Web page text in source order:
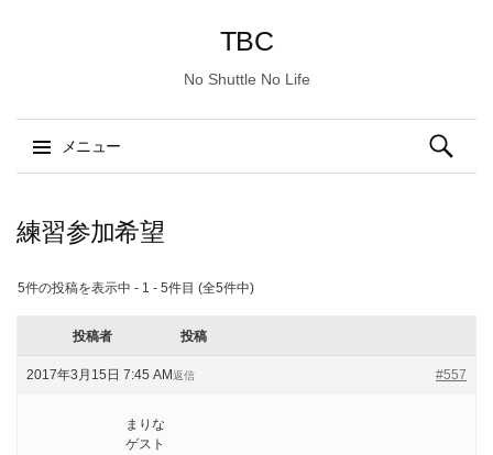
TBC
No Shuttle No Life
メニュー
ン
ン
キ
検
索:
練習参加希望
5件の投稿を表示中 - 1 - 5件目 (全5件中)
投稿者 投稿
2017年3月15日 7:45 AM #557
返信
まりな
ゲスト